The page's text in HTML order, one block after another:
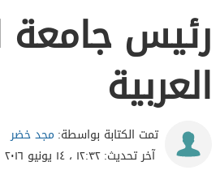
رئيس جامعة
العربية
تمت الكتابة بواسطة: مجد خضر
آخر تحديث:١٢:٣٢ ، ١٤ يونيو ٢٠١٦